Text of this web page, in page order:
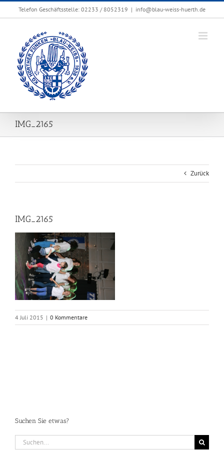
Zum
Telefon Geschäftsstelle: 02233 / 8052319 | info@blau-weiss-huerth.de
IMG_2165
Zurück
IMG_2165
4 Juli 2015 | 0 Kommentare
Suchen Sie etwas?
Suche
nach: